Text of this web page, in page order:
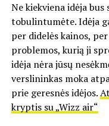
Ne kiekviena idėja bus
tobulintumėte. Idėja
per didelės kainos,
problemos, kurią ji
idėja nėra jūsų
verslininkas moka
prie geresnės idėjos.
kryptis su „Wizz air“